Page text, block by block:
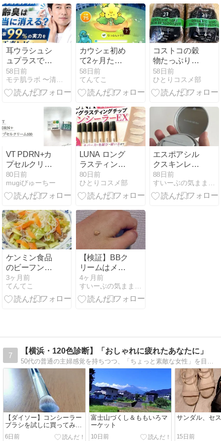
耳ウラシュシ
ュプラスで加
齢臭は本当に
消える？消臭
率99%の実力
58日前
カウシェ初め
て2ヶ月たっ
た
58日前
てんてこ
コストコの穀
物たっぷりの
おすすめパン
【カークラン
ドシグネチャ
ンズ オーガニ
ック ブレッ
ド」】
58日前
ひとりコスメ部
VT PDRN+カ
プセルクリー
ムを徹底レビ
ュー｜使い
方・口コミ・
80日前
mugiびゅーちー
LUNA ロング
ラスティング
チップコンシ
ーラーカバー
フィット
コスメレビュ
ー】
80日前
ひとりコスメ部
エスポアシル
クスキンレイ
ヤー口コミ・
本音レビュー
紹介
88日前
すいーぶの気まま暮らしブログ |
ケンミン食品
のビーフン美
味しい
3ヶ月前
てんてこ
【検証】BBク
リームはメン
ズだとばれ
る？バレる原
因4つと自然
4ヶ月前
すいーぶの気まま暮らしブログ |
7
【横浜・120色診断】「おしゃれに疲れたあなたに」
【ダイソー】コンシーラー
ブラシを試しに買ってみま
した
6日前
富士山づくし＆ももいろマ
ーケット
10日前
サンダル、セ
15日前